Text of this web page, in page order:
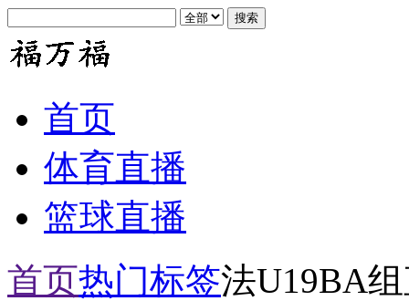
首页
体育直播
篮球直播
首页热门标签法U19BA